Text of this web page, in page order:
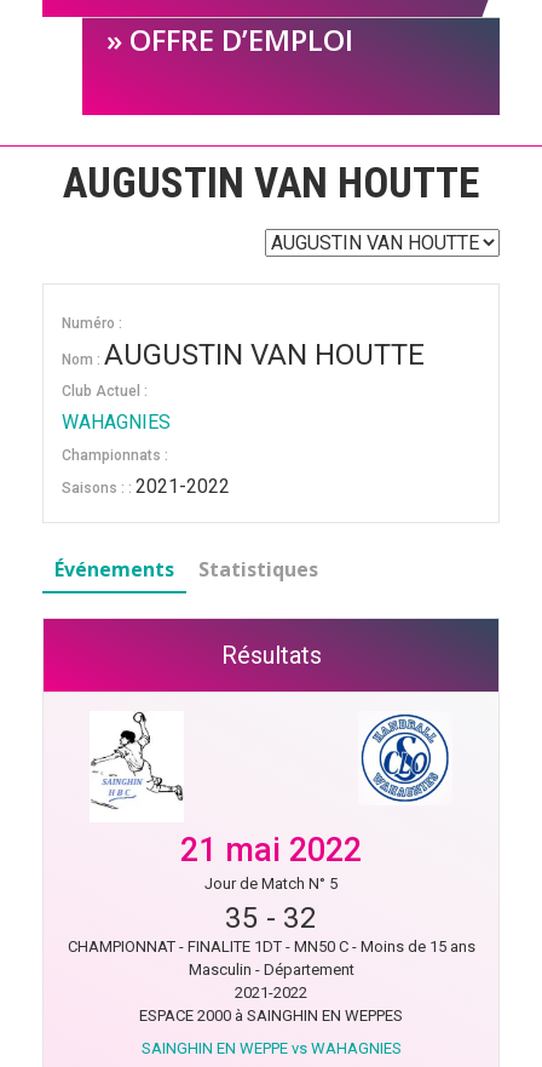
OFFRE D’EMPLOI
AUGUSTIN VAN HOUTTE
Numéro :
Nom : AUGUSTIN VAN HOUTTE
Club Actuel :
WAHAGNIES
Championnats :
Saisons : : 2021-2022
Événements Statistiques
Résultats
21 mai 2022
Jour de Match N° 5
35 - 32
CHAMPIONNAT - FINALITE 1DT - MN50 C - Moins de 15 ans
Masculin - Département
2021-2022
ESPACE 2000 à SAINGHIN EN WEPPES
SAINGHIN EN WEPPE vs WAHAGNIES